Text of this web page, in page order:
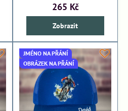
265 Kč
Zobrazit
JMÉNO NA PŘÁNÍ
OBRÁZEK NA PŘÁNÍ